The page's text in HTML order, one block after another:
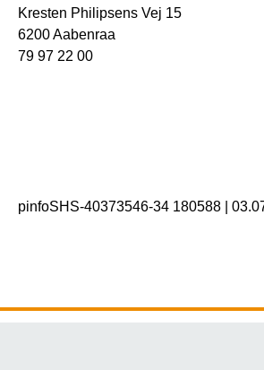
Kresten Philipsens Vej 15
6200 Aabenraa
79 97 22 00
pinfoSHS-40373546-34 180588